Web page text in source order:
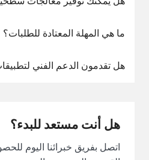
ما هي المهلة المعتادة للطلبات؟
هل تقدمون الدعم الفني
هل أنت مستعد للبدء؟
اتصل بفريق خبرائنا اليوم